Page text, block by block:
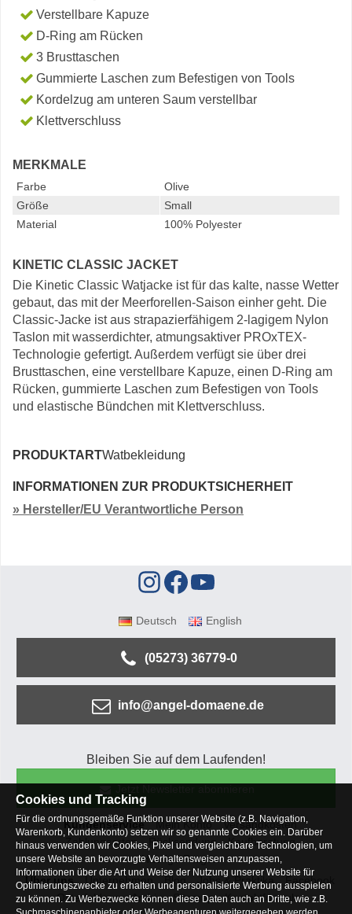
Verstellbare Kapuze
D-Ring am Rücken
3 Brusttaschen
Gummierte Laschen zum Befestigen von Tools
Kordelzug am unteren Saum verstellbar
Klettverschluss
MERKMALE
Farbe
Olive
Größe
Small
Material
100% Polyester
KINETIC CLASSIC JACKET
Die Kinetic Classic Watjacke ist für das kalte, nasse Wetter
gebaut, das mit der Meerforellen-Saison einher geht. Die
Classic-Jacke ist aus strapazierfähigem 2-lagigem Nylon
Taslon mit wasserdichter, atmungsaktiver PROxTEX-
Technologie gefertigt. Außerdem verfügt sie über drei
Brusttaschen, eine verstellbare Kapuze, einen D-Ring am
Rücken, gummierte Laschen zum Befestigen von Tools
und elastische Bündchen mit Klettverschluss.
PRODUKTARTWatbekleidung
INFORMATIONEN ZUR PRODUKTSICHERHEIT
» Hersteller/EU Verantwortliche Person
Deutsch English
(05273) 36779-0
info@angel-domaene.de
Bleiben Sie auf dem Laufenden!
Kundenservice Mein Konto
Versandkosten
Zahlungsarten
Rücksendung
Kaufberatung
Häufige Fragen
Über uns
Unternehmen Blog Jobs & Praktika
Facebook
Osterfeldsee
Archiv Sitemap
Kontaktformular
Cookies und Tracking
Für die ordnungsgemäße Funktion unserer Website (z.B. Navigation,
Warenkorb, Kundenkonto) setzen wir so genannte Cookies ein. Darüber
hinaus verwenden wir Cookies, Pixel und vergleichbare Technologien, um
unsere Website an bevorzugte Verhaltensweisen anzupassen,
Informationen über die Art und Weise der Nutzung unserer Website für
Optimierungszwecke zu erhalten und personalisierte Werbung ausspielen
zu können. Zu Werbezwecke können diese Daten auch an Dritte, wie z.B.